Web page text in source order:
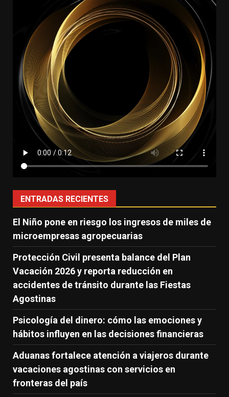
ENTRADAS RECIENTES
El Niño pone en riesgo los ingresos de miles de
microempresas agropecuarias
Protección Civil presenta balance del Plan
Vacación 2026 y reporta reducción en
accidentes de tránsito durante las Fiestas
Agostinas
Psicología del dinero: cómo las emociones y
hábitos influyen en las decisiones financieras
Aduanas fortalece atención a viajeros durante
vacaciones agostinas con servicios en
fronteras del país